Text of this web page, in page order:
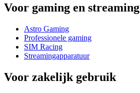
Voor gaming en streaming
Astro Gaming
Professionele gaming
SIM Racing
Streamingapparatuur
Voor zakelijk gebruik